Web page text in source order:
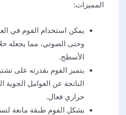
المميزات:
يمكن استخدام الفوم في
وحتى الصوتي، مما يجعله
الأسطح.
يتميز الفوم بقدرته على
الناتجة عن العوامل الجوية
حراري فعال.
يشكل الفوم طبقة مانعة